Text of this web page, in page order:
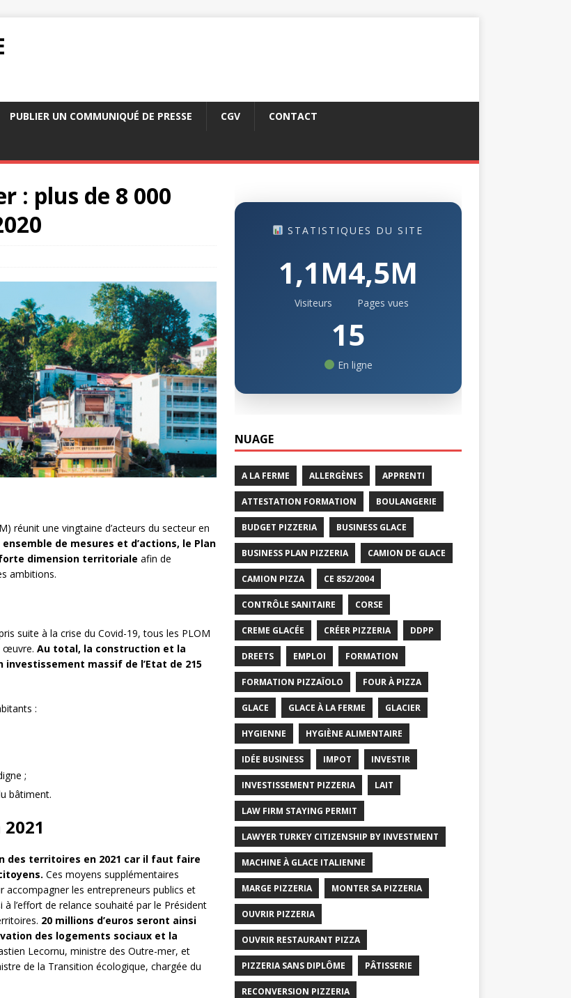
PUBLIER UN COMMUNIQUÉ DE PRESSE CGV CONTACT
: plus de 8 000
réunit une vingtaine d’acteurs du secteur en
ensemble de mesures et d’actions, le Plan
dimension territoriale afin de
ambitions.
suite à la crise du Covid-19, tous les PLOM
œuvre. Au total, la construction et la
investissement massif de l’Etat de 215
:
;
bâtiment.
des territoires en 2021 car il faut faire
Ces moyens supplémentaires
accompagner les entrepreneurs publics et
l’effort de relance souhaité par le Président
20 millions d’euros seront ainsi
des logements sociaux et la
Lecornu, ministre des Outre-mer, et
de la Transition écologique, chargée du
STATISTIQUES DU SITE
1,1M
Visiteurs
4,5M
Pages vues
15
En ligne
NUAGE
A LA FERME ALLERGÈNES APPRENTI
ATTESTATION FORMATION BOULANGERIE
BUDGET PIZZERIA BUSINESS GLACE
BUSINESS PLAN PIZZERIA CAMION DE GLACE
CAMION PIZZA CE 852/2004
CONTRÔLE SANITAIRE CORSE
CREME GLACÉE CRÉER PIZZERIA DDPP
DREETS EMPLOI FORMATION
FORMATION PIZZAÏOLO FOUR À PIZZA
GLACE GLACE À LA FERME GLACIER
HYGIENNE HYGIÈNE ALIMENTAIRE
IDÉE BUSINESS IMPOT INVESTIR
INVESTISSEMENT PIZZERIA LAIT
LAW FIRM STAYING PERMIT
LAWYER TURKEY CITIZENSHIP BY INVESTMENT
MACHINE À GLACE ITALIENNE
MARGE PIZZERIA MONTER SA PIZZERIA
OUVRIR PIZZERIA
OUVRIR RESTAURANT PIZZA
PIZZERIA SANS DIPLÔME PÂTISSERIE
RECONVERSION PIZZERIA